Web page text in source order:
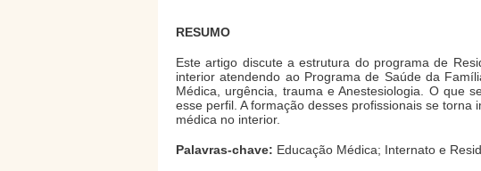
RESUMO
Este artigo discute a estrutura do programa de
interior atendendo ao Programa de Saúde da
Médica, urgência, trauma e Anestesiologia. O que
esse perfil. A formação desses profissionais se
médica no interior.
Palavras-chave: Educação Médica; Internato e